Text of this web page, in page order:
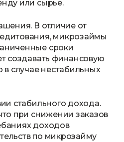
или сырье.
В отличие от
микрозаймы
сроки
создавать финансовую
в случае нестабильных
стабильного дохода.
при снижении заказов
доходов
по микрозайму